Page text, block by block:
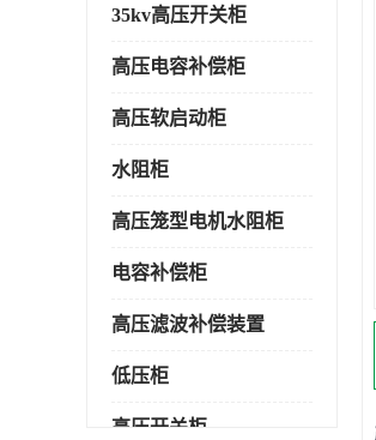
35kv高压开关柜
高压电容补偿柜
高压软启动柜
水阻柜
高压笼型电机水阻柜
电容补偿柜
高压滤波补偿装置
低压柜
高压开关柜